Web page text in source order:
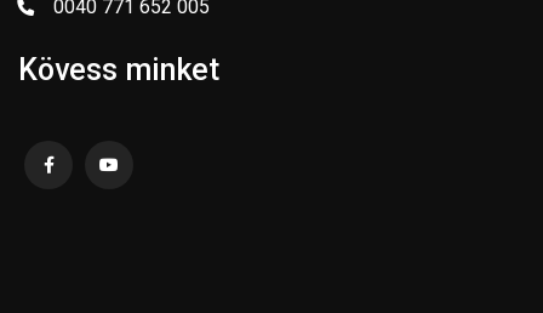
0040 771 652 005
Kövess minket